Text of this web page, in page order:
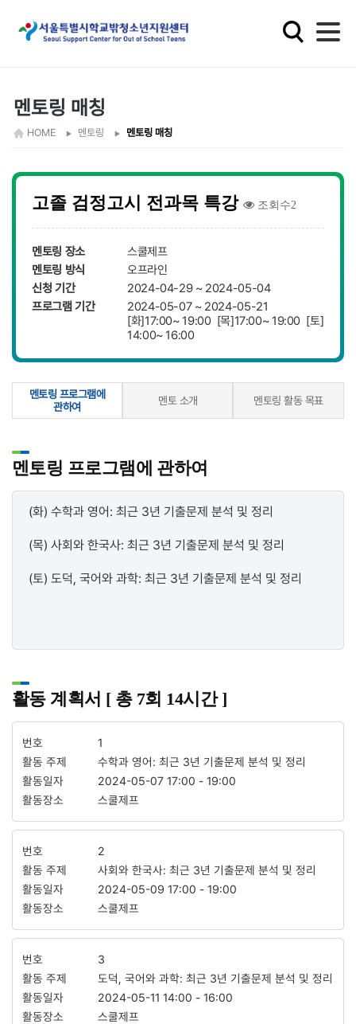
학
교
소
년
지
멘토링 매칭
HOME 멘토링 멘토링 매칭
고졸 검정고시 전과목 특강 조회수2
멘토링 장소
스쿨제프
멘토링 방식
오프라인
신청 기간
2024-04-29 ~ 2024-05-04
프로그램 기간
2024-05-07 ~ 2024-05-21
[화]17:00~ 19:00 [목]17:00~ 19:00 [토]
14:00~ 16:00
멘토링 프로그램에
관하여
멘토 소개 멘토링 활동 목표
멘토링 프로그램에 관하여
(화) 수학과 영어: 최근 3년 기출문제 분석 및 정리
(목) 사회와 한국사: 최근 3년 기출문제 분석 및 정리
(토) 도덕, 국어와 과학: 최근 3년 기출문제 분석 및 정리
활동 계획서 [ 총 7회 14시간 ]
1
수학과 영어: 최근 3년 기출문제 분석 및 정리
2024-05-07 17:00 - 19:00
스쿨제프
2
사회와 한국사: 최근 3년 기출문제 분석 및 정리
2024-05-09 17:00 - 19:00
스쿨제프
3
도덕, 국어와 과학: 최근 3년 기출문제 분석 및 정리
2024-05-11 14:00 - 16:00
스쿨제프